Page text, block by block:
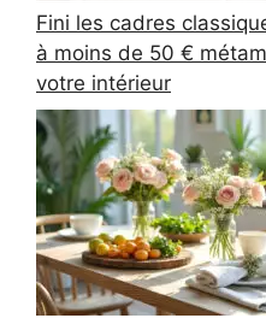
Fini les cadres
à moins de 50 €
votre intérieur